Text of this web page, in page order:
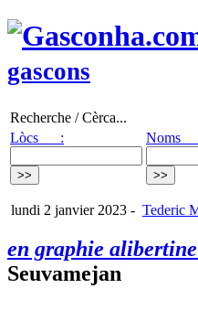
gascons
Recherche / Cèrca...
Lòcs :
Noms
lundi 2 janvier 2023 - Tederic
en graphie
Seuvamejan